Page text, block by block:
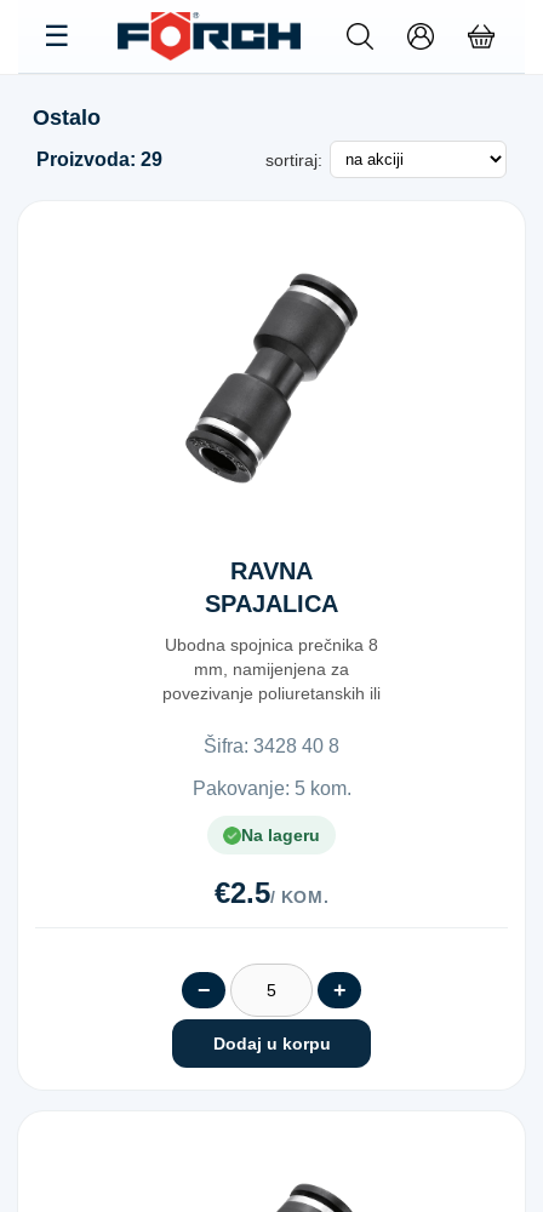
Ostalo
Proizvoda: 29 sortiraj:
RAVNA
SPAJALICA
8MM
Ubodna spojnica prečnika 8
mm, namijenjena za
povezivanje poliuretanskih ili
Šifra: 3​4​2​8​ ​4​0​ ​8​
Pakovanje: 5 kom.
Na lageru
€2.5/ KOM.
− +
Dodaj u korpu